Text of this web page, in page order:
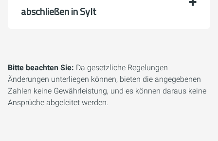
abschließen in Sylt
Bitte beachten Sie: Da gesetzliche Regelungen
Änderungen unterliegen können, bieten die angegebenen
Zahlen keine Gewährleistung, und es können daraus keine
Ansprüche abgeleitet werden.